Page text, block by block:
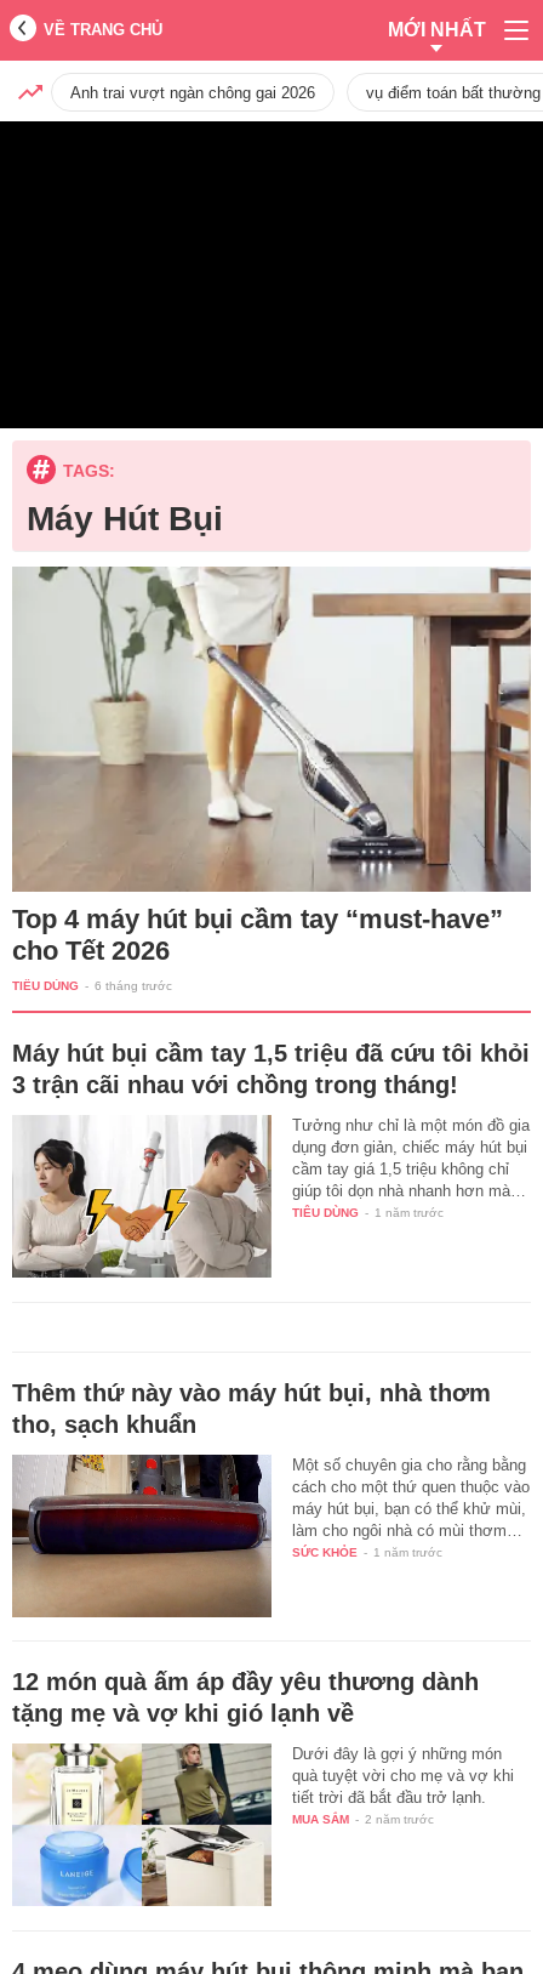
VỀ TRANG CHỦ MỚI NHẤT
Anh trai vượt ngàn chông gai 2026 vụ điểm toán bất
TAGS:
Máy Hút Bụi
Top 4 máy hút bụi cầm tay “must-have”
cho Tết 2026
TIÊU DÙNG - 6 tháng trước
Máy hút bụi cầm tay 1,5 triệu đã cứu tôi khỏi
3 trận cãi nhau với chồng trong tháng!
Tưởng như chỉ là một món đồ gia
dụng đơn giản, chiếc máy hút bụi
cầm tay giá 1,5 triệu không chỉ
giúp tôi dọn nhà nhanh hơn mà…
TIÊU DÙNG - 1 năm trước
Thêm thứ này vào máy hút bụi, nhà thơm
tho, sạch khuẩn
Một số chuyên gia cho rằng bằng
cách cho một thứ quen thuộc vào
máy hút bụi, bạn có thể khử mùi,
làm cho ngôi nhà có mùi thơm…
SỨC KHỎE - 1 năm trước
12 món quà ấm áp đầy yêu thương dành
tặng mẹ và vợ khi gió lạnh về
Dưới đây là gợi ý những món
quà tuyệt vời cho mẹ và vợ khi
tiết trời đã bắt đầu trở lạnh.
MUA SẮM - 2 năm trước